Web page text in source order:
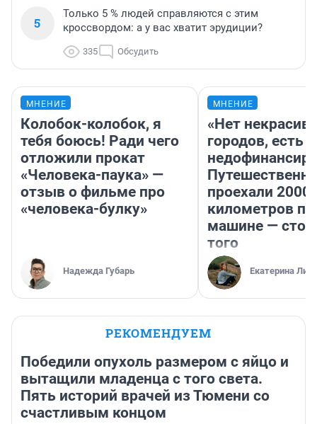
5
Только 5 % людей справляются с этим
кроссвордом: а у вас хватит эрудиции?
335 Обсудить
МНЕНИЕ
Колобок-колобок, я
тебя боюсь! Ради чего
отложили прокат
«Человека-паука» —
отзыв о фильме про
«человека-булку»
Надежда Губарь
МНЕНИЕ
«Нет
городов, есть
проехали 2000
километров по
машине —
того
Екатерина
РЕКОМЕНДУЕМ
Победили опухоль размером с яйцо и
вытащили младенца с того света.
Пять историй врачей из Тюмени со
счастливым концом